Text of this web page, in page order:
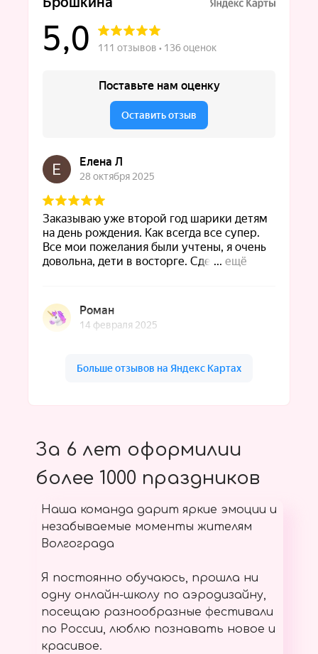
За 6 лет оформилии
более 1000 праздников
Наша команда дарит яркие эмоции и
незабываемые моменты жителям
Волгограда
Я постоянно обучаюсь, прошла ни
одну онлайн-школу по аэродизайну,
посещаю разнообразные фестивали
по России, люблю познавать новое и
красивое.